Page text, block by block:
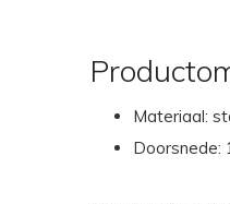
Materiaal:
Doorsnede: